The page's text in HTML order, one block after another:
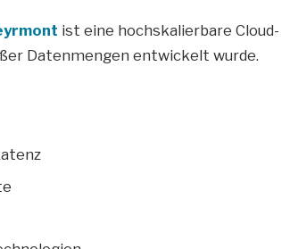
ist eine hochskalierbare Cloud-
Datenmengen entwickelt wurde.